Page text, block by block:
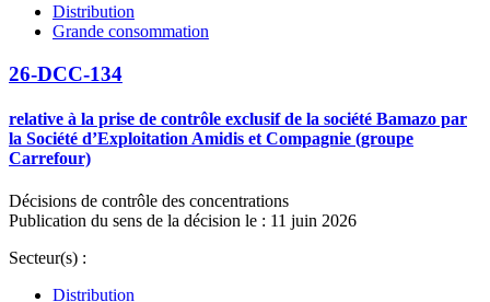
Distribution
Grande consommation
26-DCC-134
relative à la prise de contrôle exclusif de la société Bamazo par
la Société d’Exploitation Amidis et Compagnie (groupe
Carrefour)
Décisions de contrôle des concentrations
Publication du sens de la décision le : 11 juin 2026
Secteur(s) :
Distribution